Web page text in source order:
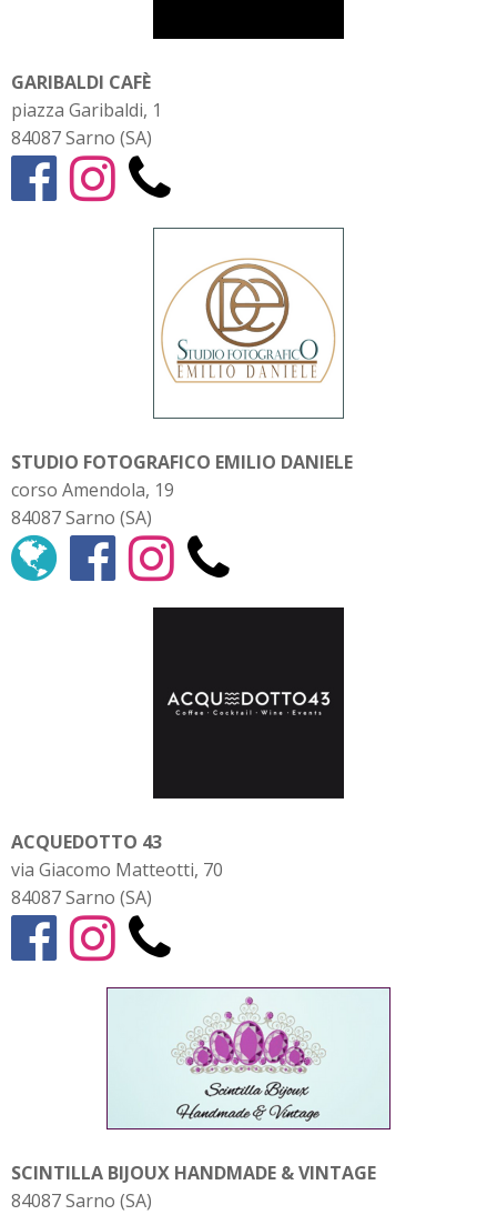
GARIBALDI CAFÈ
piazza Garibaldi, 1
84087 Sarno (SA)
STUDIO FOTOGRAFICO EMILIO DANIELE
corso Amendola, 19
84087 Sarno (SA)
ACQUEDOTTO 43
via Giacomo Matteotti, 70
84087 Sarno (SA)
SCINTILLA BIJOUX HANDMADE & VINTAGE
84087 Sarno (SA)